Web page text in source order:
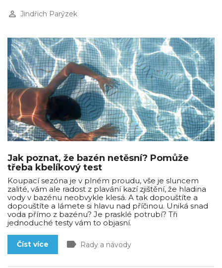
perm_identity Jindřich Parýzek
Jak poznat, že bazén netěsní? Pomůže
třeba kbelíkový test
Koupací sezóna je v plném proudu, vše je sluncem
zalité, vám ale radost z plavání kazí zjištění, že hladina
vody v bazénu neobvykle klesá. A tak dopouštíte a
dopouštíte a lámete si hlavu nad příčinou. Uniká snad
voda přímo z bazénu? Je prasklé potrubí? Tři
jednoduché testy vám to objasní.
Číst více label Rady a návody